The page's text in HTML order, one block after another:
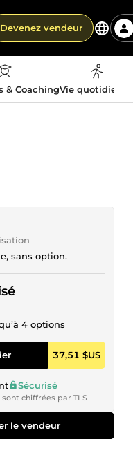
Devenez vendeur
& CoachingVie
sans option.
4 options
37,51 $US
Sécurisé
chiffrées par TLS
le vendeur